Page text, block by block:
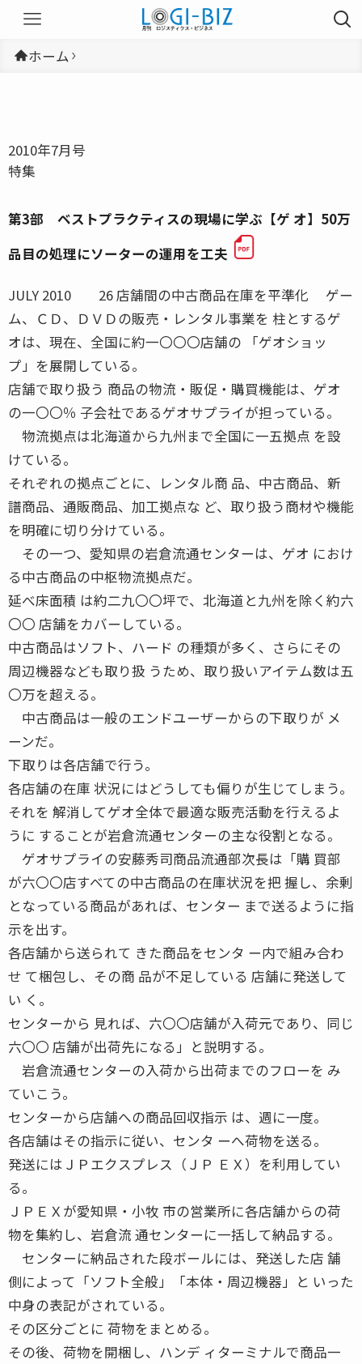
ホーム
2010年7月号
特集
第3部 ベストプラクティスの現場に学ぶ【ゲ オ】50万
品目の処理にソーターの運用を工夫
JULY 2010 26 店舗間の中古商品在庫を平準化 ゲー
ム、ＣＤ、ＤＶＤの販売・レンタル事業を 柱とするゲ
オは、現在、全国に約一〇〇〇店舗の 「ゲオショッ
プ」を展開している。
店舗で取り扱う 商品の物流・販促・購買機能は、ゲオ
の一〇〇％ 子会社であるゲオサプライが担っている。
物流拠点は北海道から九州まで全国に一五拠点 を設
けている。
それぞれの拠点ごとに、レンタル商 品、中古商品、新
譜商品、通販商品、加工拠点な ど、取り扱う商材や機能
を明確に切り分けている。
その一つ、愛知県の岩倉流通センターは、ゲオ におけ
る中古商品の中枢物流拠点だ。
延べ床面積 は約二九〇〇坪で、北海道と九州を除く約六
〇〇 店舗をカバーしている。
中古商品はソフト、ハード の種類が多く、さらにその
周辺機器なども取り扱 うため、取り扱いアイテム数は五
〇万を超える。
中古商品は一般のエンドユーザーからの下取りが メ
ーンだ。
下取りは各店舗で行う。
各店舗の在庫 状況にはどうしても偏りが生じてしまう。
それを 解消してゲオ全体で最適な販売活動を行えるよ
うに することが岩倉流通センターの主な役割となる。
ゲオサプライの安藤秀司商品流通部次長は「購 買部
が六〇〇店すべての中古商品の在庫状況を把 握し、余剰
となっている商品があれば、センター まで送るように指
示を出す。
各店舗から送られて きた商品をセンタ ー内で組み合わ
せ て梱包し、その商 品が不足している 店舗に発送して
い く。
センターから 見れば、六〇〇店舗が入荷元であり、同じ
六〇〇 店舗が出荷先になる」と説明する。
岩倉流通センターの入荷から出荷までのフローを み
ていこう。
センターから店舗への商品回収指示 は、週に一度。
各店舗はその指示に従い、センタ ーへ荷物を送る。
発送にはＪＰエクスプレス（ＪＰ ＥＸ）を利用してい
る。
ＪＰＥＸが愛知県・小牧 市の営業所に各店舗からの荷
物を集約し、岩倉流 通センターに一括して納品する。
センターに納品された段ボールには、発送した店 舗
側によって「ソフト全般」「本体・周辺機器」と いった
中身の表記がされている。
その区分ごとに 荷物をまとめる。
その後、荷物を開梱し、ハンデ ィターミナルで商品一